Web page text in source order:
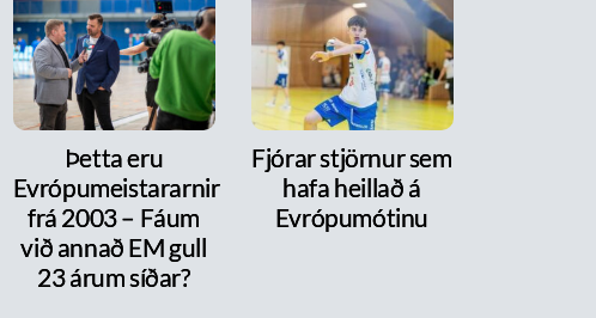
Þetta eru
Evrópumeistararnir
frá 2003 – Fáum
við annað EM gull
23 árum síðar?
Fjórar stjörnur sem
hafa heillað á
Evrópumótinu